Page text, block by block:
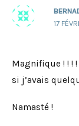
17
Magnifique ! ! ! !
si j’avais
Namasté !